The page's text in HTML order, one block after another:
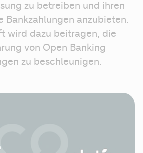
zu betreiben und ihren
Bankzahlungen anzubieten.
wird dazu beitragen, die
von Open Banking
zu beschleunigen.